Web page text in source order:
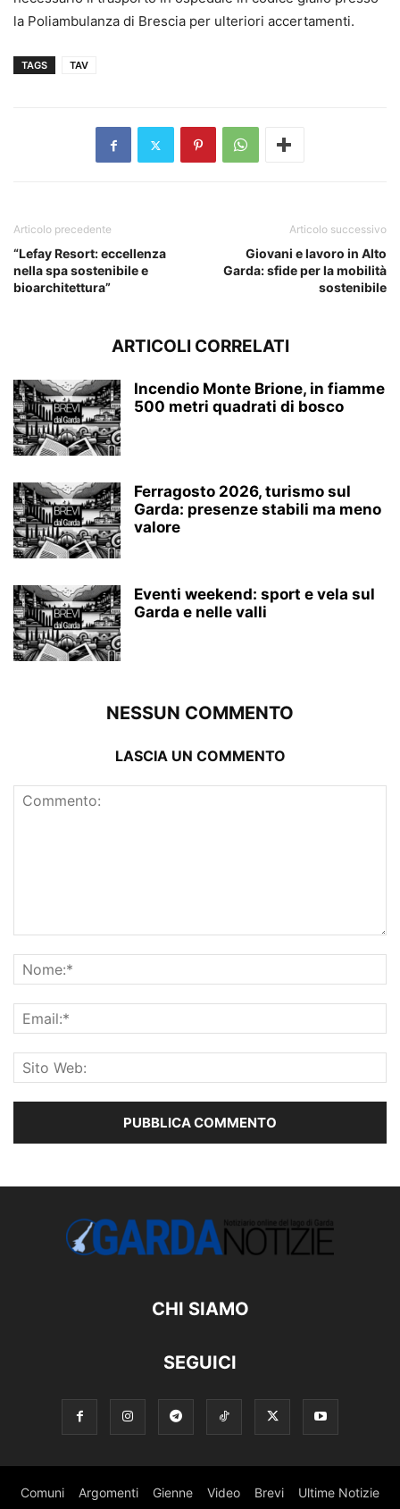
la Poliambulanza di Brescia per ulteriori accertamenti.
TAGS TAV
Articolo precedente
“Lefay Resort: eccellenza
nella spa sostenibile e
bioarchitettura”
Articolo successivo
Giovani e lavoro in Alto
Garda: sfide per la mobilità
sostenibile
ARTICOLI CORRELATI
Incendio Monte Brione, in fiamme
500 metri quadrati di bosco
Ferragosto 2026, turismo sul
Garda: presenze stabili ma meno
valore
Eventi weekend: sport e vela sul
Garda e nelle valli
NESSUN COMMENTO
LASCIA UN COMMENTO
CHI SIAMO
SEGUICI
Comuni Argomenti Gienne Video Brevi Ultime Notizie